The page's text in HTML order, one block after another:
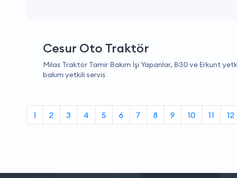
Cesur Oto Traktör
Milas Traktör Tamir Bakım İşi Yapanlar, B30 ve Erkunt
bakım yetkili servis
1 2 3 4 5 6 7 8 9 10 11 12